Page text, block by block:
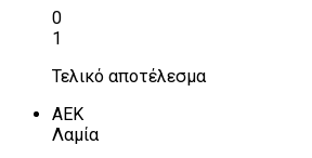
0
1
Τελικό αποτέλεσμα
ΑΕΚ
Λαμία